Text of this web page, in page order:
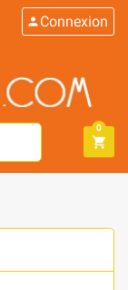
person Connexion
shopping_cart
0